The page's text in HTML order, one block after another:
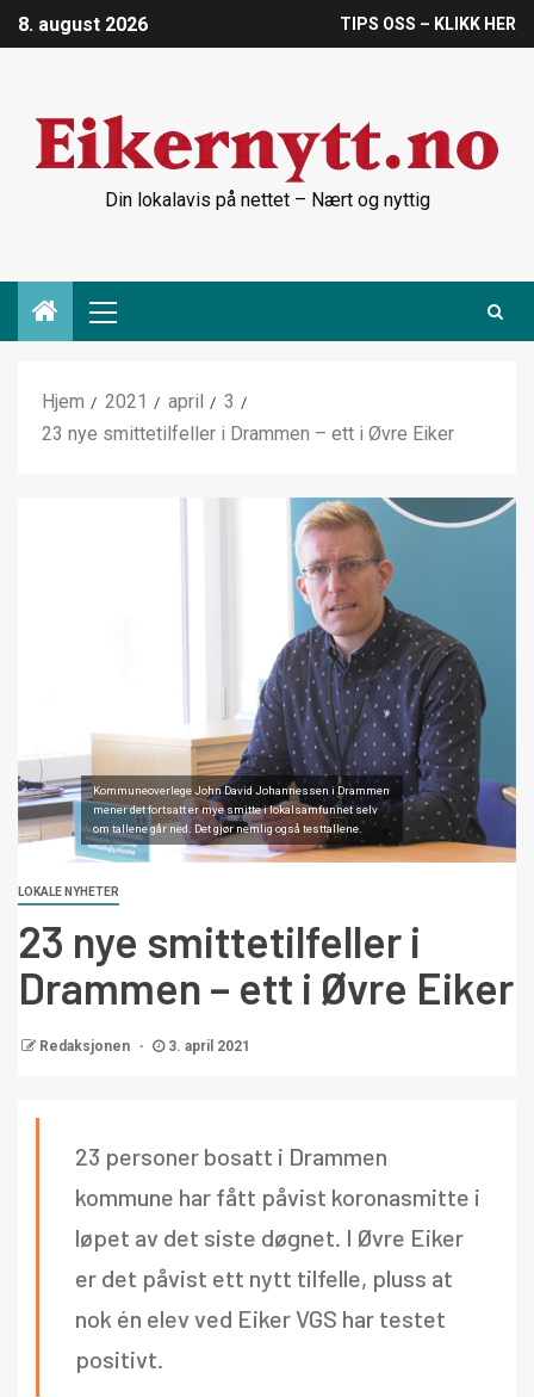
8. august 2026 TIPS OSS – KLIKK HER
Din lokalavis på nettet – Nært og nyttig
Hjem 2021 april
3
23 nye smittetilfeller i Drammen – ett i Øvre Eiker
Kommuneoverlege John David Johannessen i Drammen
mener det fortsatt er mye smitte i lokalsamfunnet selv
om tallene går ned. Det gjør nemlig også testtallene.
LOKALE NYHETER
23 nye smittetilfeller i
Drammen – ett i Øvre Eiker
Redaksjonen 3. april 2021
23 personer bosatt i Drammen
kommune har fått påvist koronasmitte i
løpet av det siste døgnet. I Øvre Eiker
er det påvist ett nytt tilfelle, pluss at
nok én elev ved Eiker VGS har testet
positivt.